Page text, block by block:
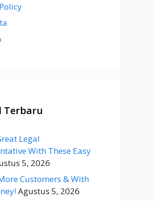
Terbaru
Legal
With These Easy
5, 2026
Customers & With
Agustus 5, 2026